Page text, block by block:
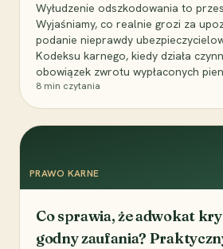
Wyłudzenie odszkodowania to
Wyjaśniamy, co realnie grozi za
podanie nieprawdy
Kodeksu karnego, kiedy działa
obowiązek zwrotu wypłaconych
8 min czytania
PRAWO KARNE
Co sprawia, że adwokat
godny zaufania?